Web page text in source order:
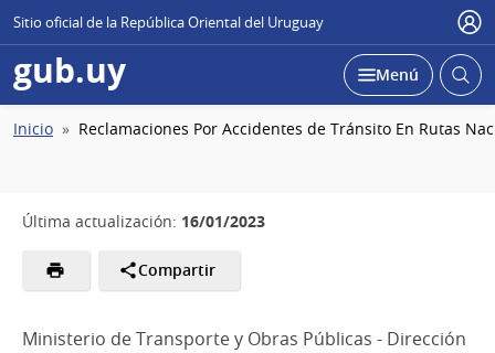
Sitio oficial de la República Oriental del Uruguay
gub.uy Desplegar
Menú Abrir
Ruta
Inicio Reclamaciones Por Accidentes de Tránsito En Rutas
Última actualización: 16/01/2023
Compartir
Ministerio de Transporte y Obras Públicas - Dirección